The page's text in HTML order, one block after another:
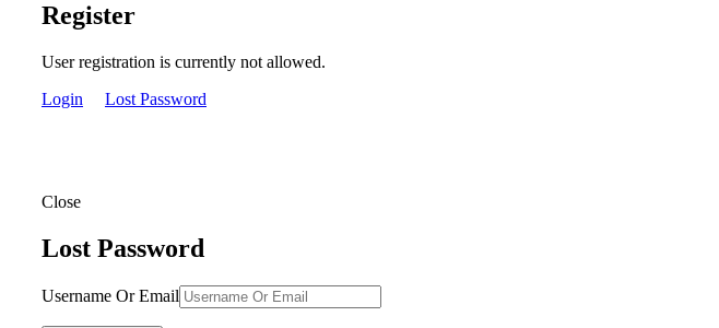
Register
User registration is currently not allowed.
Login
Lost Password
Close
Lost Password
Username Or Email